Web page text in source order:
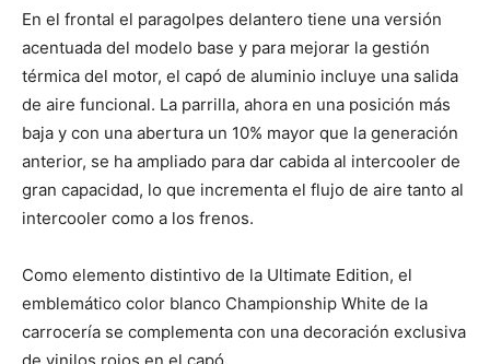
En el frontal el paragolpes delantero tiene una versión
acentuada del modelo base y para mejorar la gestión
térmica del motor, el capó de aluminio incluye una salida
de aire funcional. La parrilla, ahora en una posición más
baja y con una abertura un 10% mayor que la generación
anterior, se ha ampliado para dar cabida al intercooler de
gran capacidad, lo que incrementa el flujo de aire tanto al
intercooler como a los frenos.
Como elemento distintivo de la Ultimate Edition, el
emblemático color blanco Championship White de la
carrocería se complementa con una decoración exclusiva
de vinilos rojos en el capó.